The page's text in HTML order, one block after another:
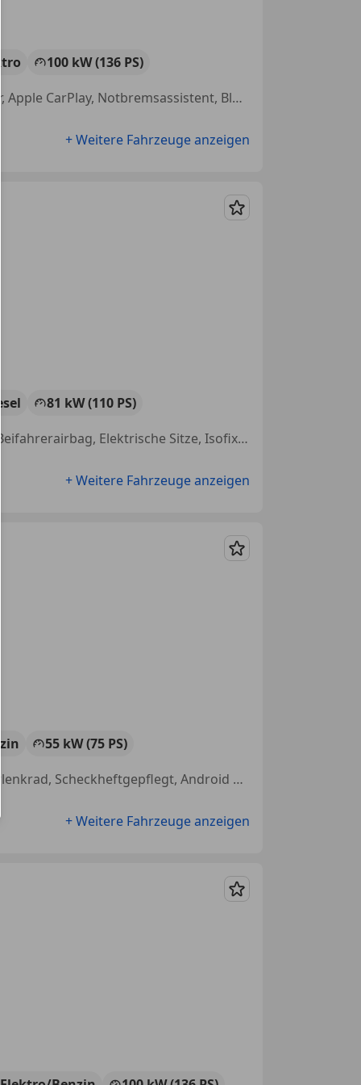
100 kW (136 PS)
Schlüssellose Zentralverriegelung, Beifahrerairbag, LED-Scheinwerfer, Apple CarPlay, Notbremsassistent, Bluetooth, Android Auto, ABS
+ Weitere Fahrzeuge anzeigen
Merken
81 kW (110 PS)
Scheckheftgepflegt, Tagfahrlicht, Nebelscheinwerfer, Servolenkung, Beifahrerairbag, Elektrische Sitze, Isofix, Armlehne
+ Weitere Fahrzeuge anzeigen
Merken
55 kW (75 PS)
Sitzheizung, Einparkhilfe Rückfahrkamera, Totwinkel-Assistent, Lederlenkrad, Scheckheftgepflegt, Android Auto, Nebelscheinwerfer, Sommerreifen
+ Weitere Fahrzeuge anzeigen
Merken